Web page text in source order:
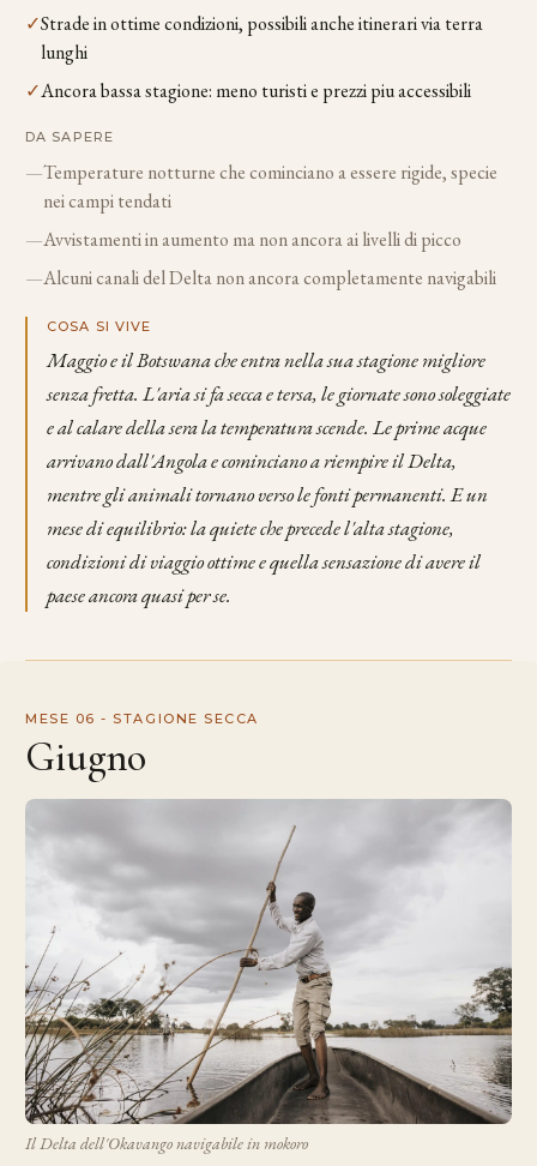
✓Strade in ottime condizioni, possibili anche itinerari via terra
lunghi
✓Ancora bassa stagione: meno turisti e prezzi piu accessibili
DA SAPERE
—Temperature notturne che cominciano a essere rigide, specie
nei campi tendati
—Avvistamenti in aumento ma non ancora ai livelli di picco
—Alcuni canali del Delta non ancora completamente navigabili
COSA SI VIVE
Maggio e il Botswana che entra nella sua stagione migliore
senza fretta. L'aria si fa secca e tersa, le giornate sono soleggiate
e al calare della sera la temperatura scende. Le prime acque
arrivano dall'Angola e cominciano a riempire il Delta,
mentre gli animali tornano verso le fonti permanenti. E un
mese di equilibrio: la quiete che precede l'alta stagione,
condizioni di viaggio ottime e quella sensazione di avere il
paese ancora quasi per se.
MESE 06 - STAGIONE SECCA
Giugno
Il Delta dell'Okavango navigabile in mokoro